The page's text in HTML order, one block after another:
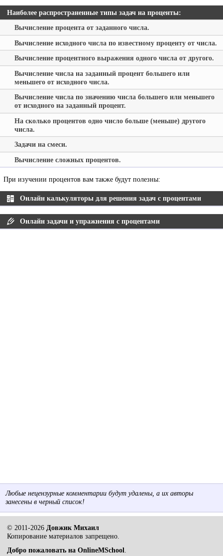
Наиболее распространенные типы задач на проценты:
Вычисление процента от заданного числа.
Вычисление исходного числа по известному проценту от числа.
Вычисление процентного выражения одного числа от другого.
Вычисление числа на заданный процент большего или
меньшего от исходного числа.
Вычисление числа по значению числа большего или меньшего
от исходного на заданный процент.
На сколько процентов одно число больше (меньше) другого
числа.
Задачи на смеси.
Вычисление сложных процентов.
При изучении процентов вам также будут полезны:
Онлайн калькуляторы для решения задач с процентами
Онлайн задачи и упражнения с процентами
Любые нецензурные комментарии будут удалены, а их авторы
занесены в черный список!
© 2011-2026 Довжик Михаил
Копирование материалов запрещено.
Добро пожаловать на OnlineMSchool